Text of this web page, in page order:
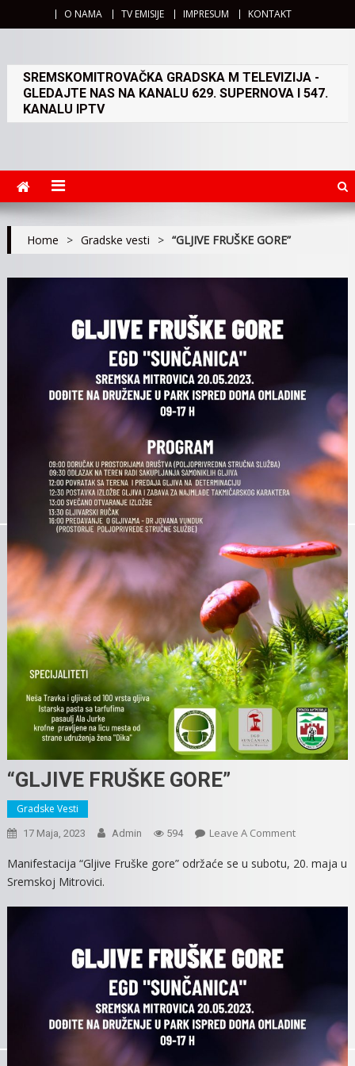
O NAMA TV EMISIJE IMPRESUM KONTAKT
SREMSKOMITROVAČKA GRADSKA M TELEVIZIJA -
GLEDAJTE NAS NA KANALU 629. SUPERNOVA I 547.
KANALU IPTV
Home > Gradske vesti > “GLJIVE FRUŠKE GORE”
“GLJIVE FRUŠKE GORE”
Gradske Vesti
17 Maja, 2023 Admin 594 Leave A CommentOn
FRUŠKE
Manifestacija “Gljive Fruške gore” održaće se u subotu, 20. maja u
Sremskoj Mitrovici.